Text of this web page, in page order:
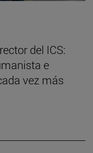
del ICS:
e
vez más